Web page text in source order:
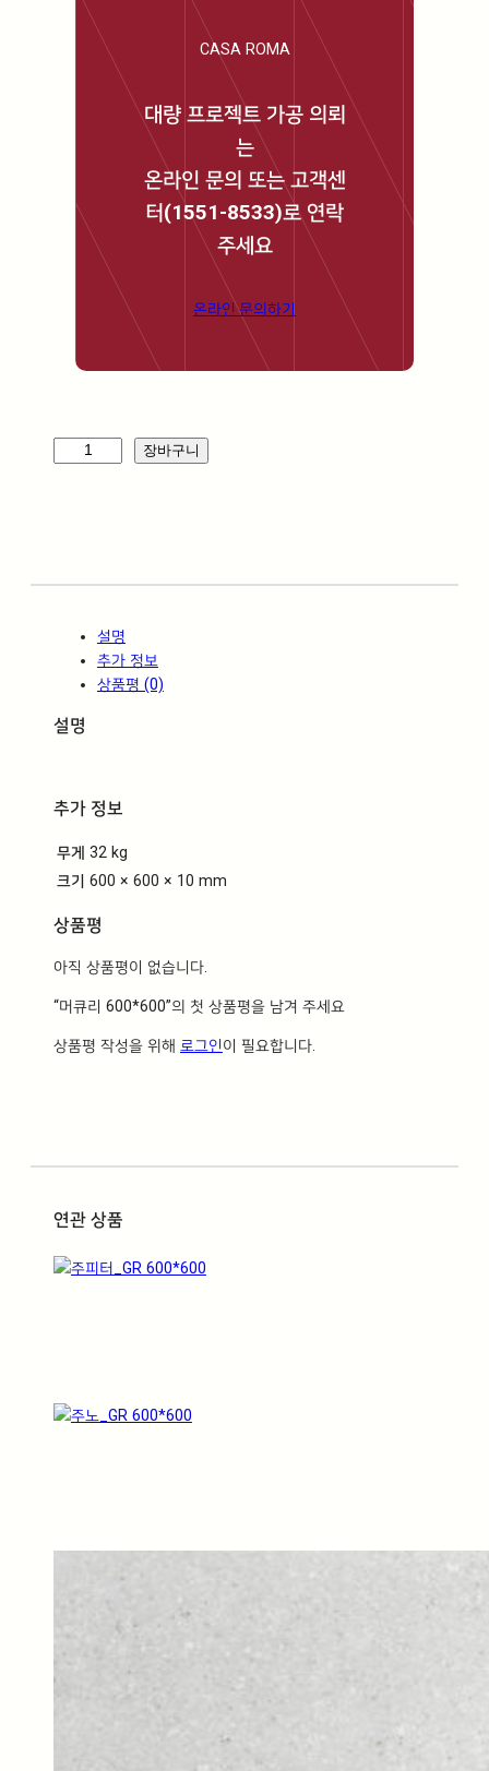
CASA ROMA
대량 프로젝트 가공 의뢰
는
온라인 문의 또는 고객센
터(1551-8533)로 연락
주세요
온라인 문의하기
장바구니
설명
추가 정보
상품평 (0)
설명
추가 정보
무게 32 kg
크기
600 × 600 × 10 mm
상품평
아직 상품평이 없습니다.
“머큐리 600*600”의 첫 상품평을 남겨 주세요
상품평 작성을 위해 로그인이 필요합니다.
연관 상품